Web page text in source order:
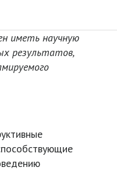
иметь научную
результатов,